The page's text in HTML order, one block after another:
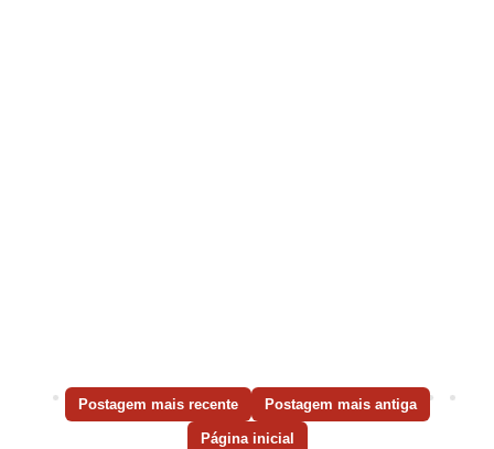
Postagem mais recente Postagem mais antiga
Página inicial